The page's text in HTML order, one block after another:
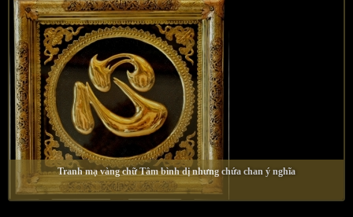
Tranh mạ vàng chữ Tâm bình dị nhưng chứa chan ý nghĩa